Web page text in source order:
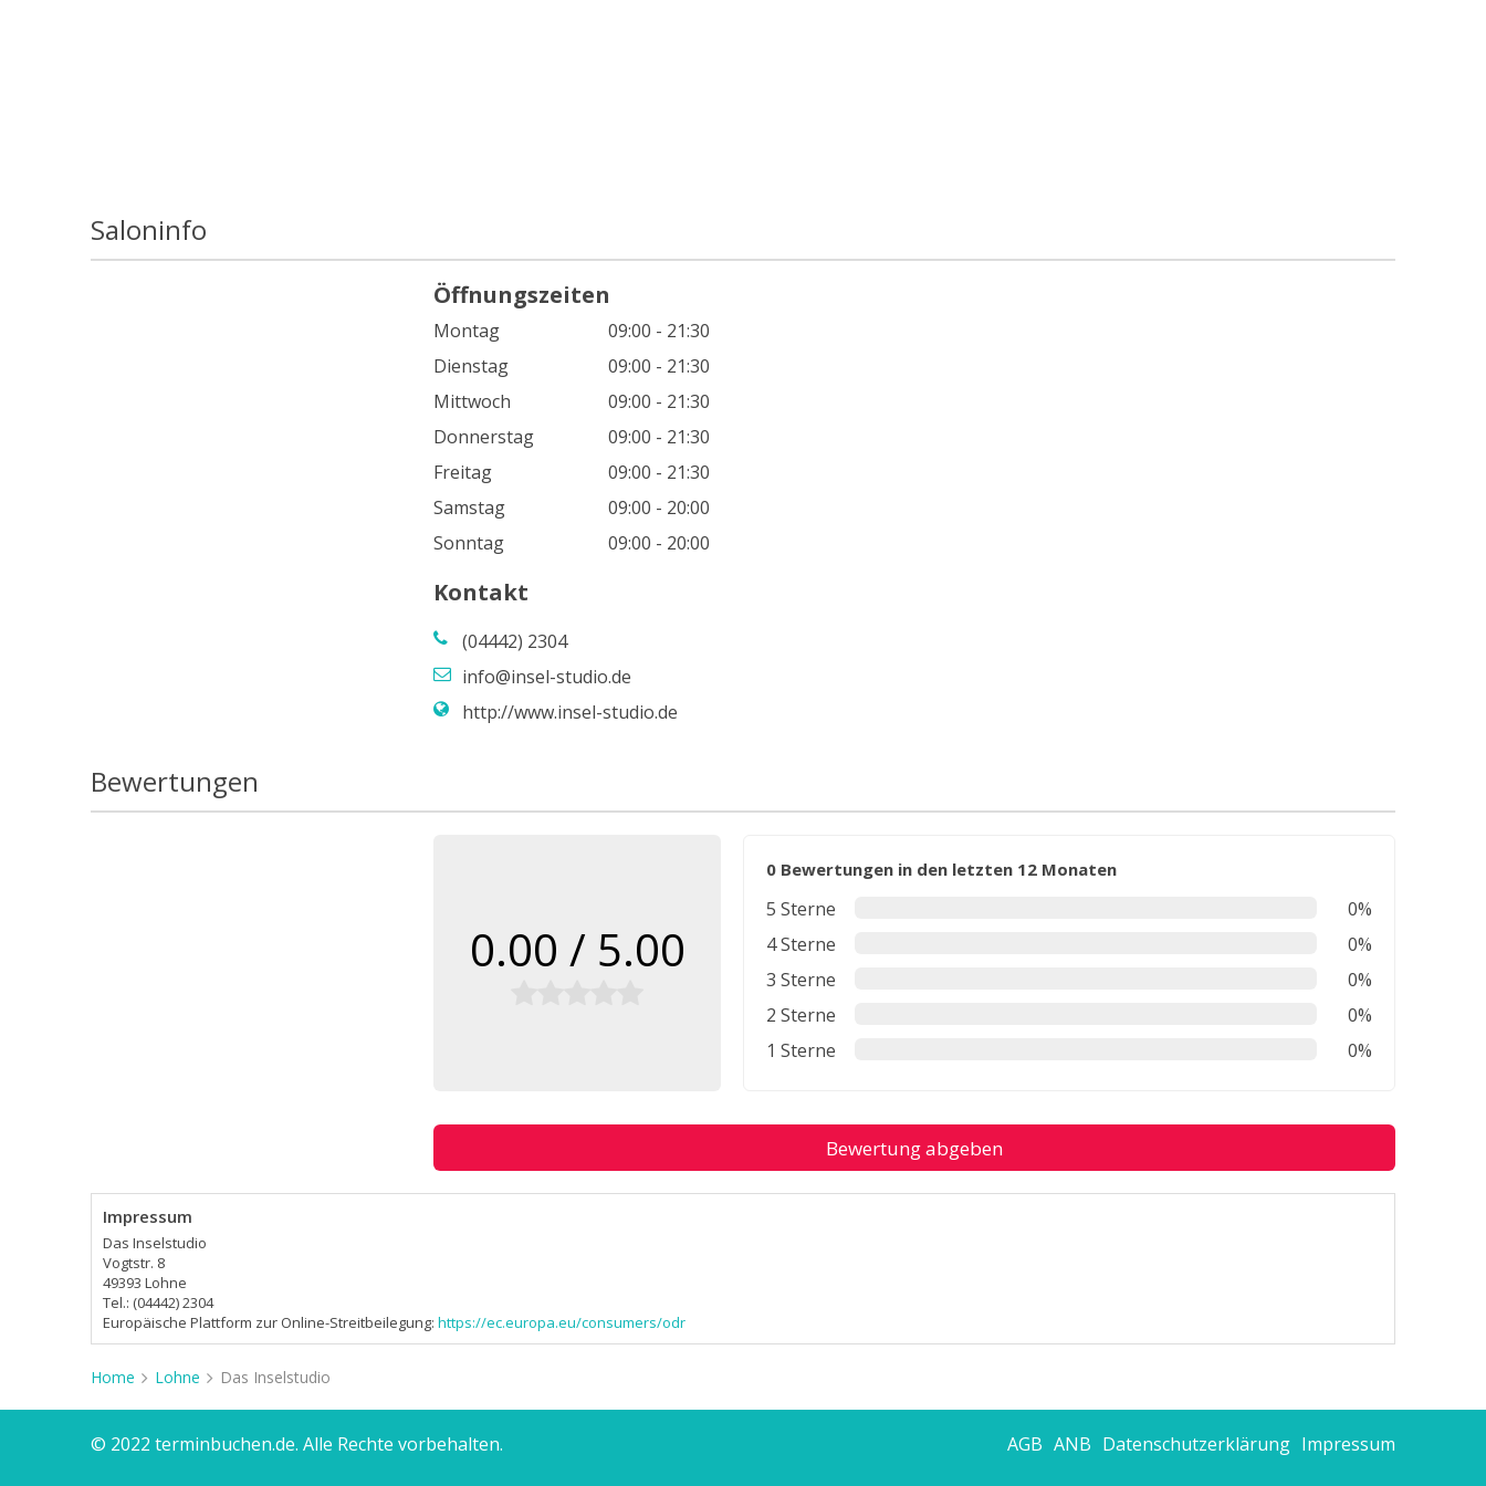
Saloninfo
Öffnungszeiten
Montag
09:00 - 21:30
Dienstag
09:00 - 21:30
Mittwoch
09:00 - 21:30
Donnerstag
09:00 - 21:30
Freitag
09:00 - 21:30
Samstag
09:00 - 20:00
Sonntag
09:00 - 20:00
Kontakt
(04442) 2304
info@insel-studio.de
http://www.insel-studio.de
Bewertungen
0.00 / 5.00
0 Bewertungen in den letzten 12 Monaten
5 Sterne
0%
4 Sterne
0%
3 Sterne
0%
2 Sterne
0%
1 Sterne
0%
Bewertung abgeben
Impressum
Das Inselstudio
Vogtstr. 8
49393 Lohne
Tel.: (04442) 2304
Europäische Plattform zur Online-Streitbeilegung: https://ec.europa.eu/consumers/odr
Home Lohne Das Inselstudio
© 2022 terminbuchen.de. Alle Rechte vorbehalten. AGB ANB Datenschutzerklärung Impressum